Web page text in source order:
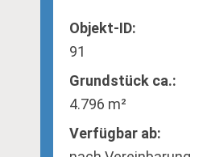
Objekt-ID:
91
Grund­stück ca.:
4.796 m²
Verfügbar ab: